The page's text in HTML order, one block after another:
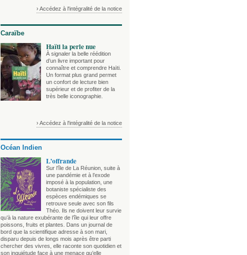
› Accédez à l'intégralité de la notice
Caraïbe
Haïti la perle nue
À signaler la belle réédition
d’un livre important pour
connaître et comprendre Haïti.
Un format plus grand permet
un confort de lecture bien
supérieur et de profiter de la
très belle iconographie.
› Accédez à l'intégralité de la notice
Océan Indien
L’offrande
Sur l’île de La Réunion, suite à
une pandémie et à l’exode
imposé à la population, une
botaniste spécialiste des
espèces endémiques se
retrouve seule avec son fils
Théo. Ils ne doivent leur survie
qu’à la nature exubérante de l’île qui leur offre
poissons, fruits et plantes. Dans un journal de
bord que la scientifique adresse à son mari,
disparu depuis de longs mois après être parti
chercher des vivres, elle raconte son quotidien et
son inquiétude face à une menace qu’elle